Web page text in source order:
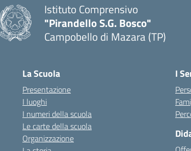
Istituto Comprensivo
"Pirandello S.G. Bosco"
Campobello di Mazara (TP)
La Scuola
Presentazione
I luoghi
I numeri della scuola
Le carte della scuola
Organizzazione
I